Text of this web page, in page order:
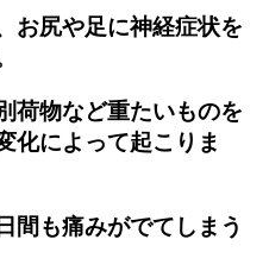
お尻や足に神経症状を
荷物など重たいものを
化によって起こりま
間も痛みがでてしまう